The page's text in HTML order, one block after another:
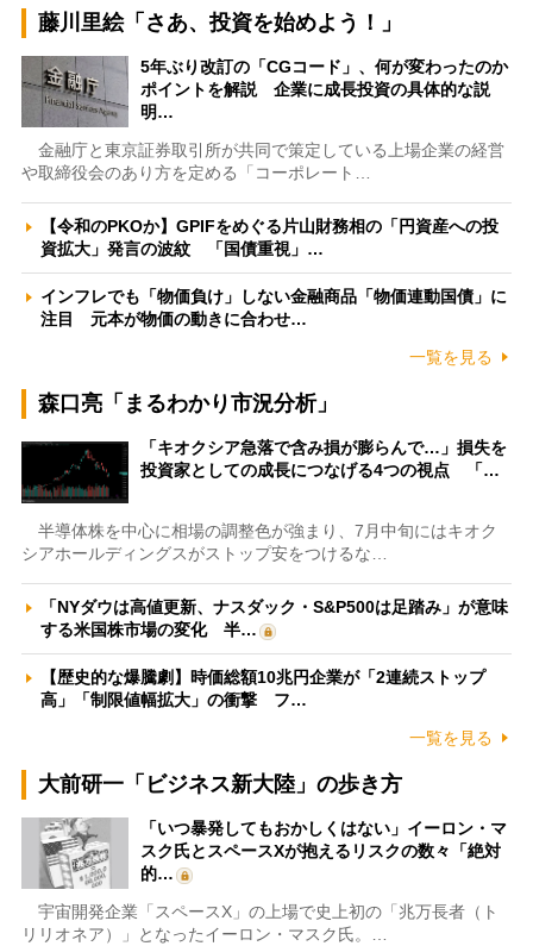
藤川里絵「さあ、投資を始めよう！」
5年ぶり改訂の「CGコード」、何が変わったのか
ポイントを解説 企業に成長投資の具体的な説
明…
金融庁と東京証券取引所が共同で策定している上場企業の経営
や取締役会のあり方を定める「コーポレート…
【令和のPKOか】GPIFをめぐる片山財務相の「円資産への投
資拡大」発言の波紋 「国債重視」…
インフレでも「物価負け」しない金融商品「物価連動国債」に
注目 元本が物価の動きに合わせ…
一覧を見る
森口亮「まるわかり市況分析」
「キオクシア急落で含み損が膨らんで…」損失を
投資家としての成長につなげる4つの視点 「…
半導体株を中心に相場の調整色が強まり、7月中旬にはキオク
シアホールディングスがストップ安をつけるな…
「NYダウは高値更新、ナスダック・S&P500は足踏み」が意味
する米国株市場の変化 半…
【歴史的な爆騰劇】時価総額10兆円企業が「2連続ストップ
高」「制限値幅拡大」の衝撃 フ…
一覧を見る
大前研一「ビジネス新大陸」の歩き方
「いつ暴発してもおかしくはない」イーロン・マ
スク氏とスペースXが抱えるリスクの数々「絶対
的…
宇宙開発企業「スペースX」の上場で史上初の「兆万長者（ト
リリオネア）」となったイーロン・マスク氏。…